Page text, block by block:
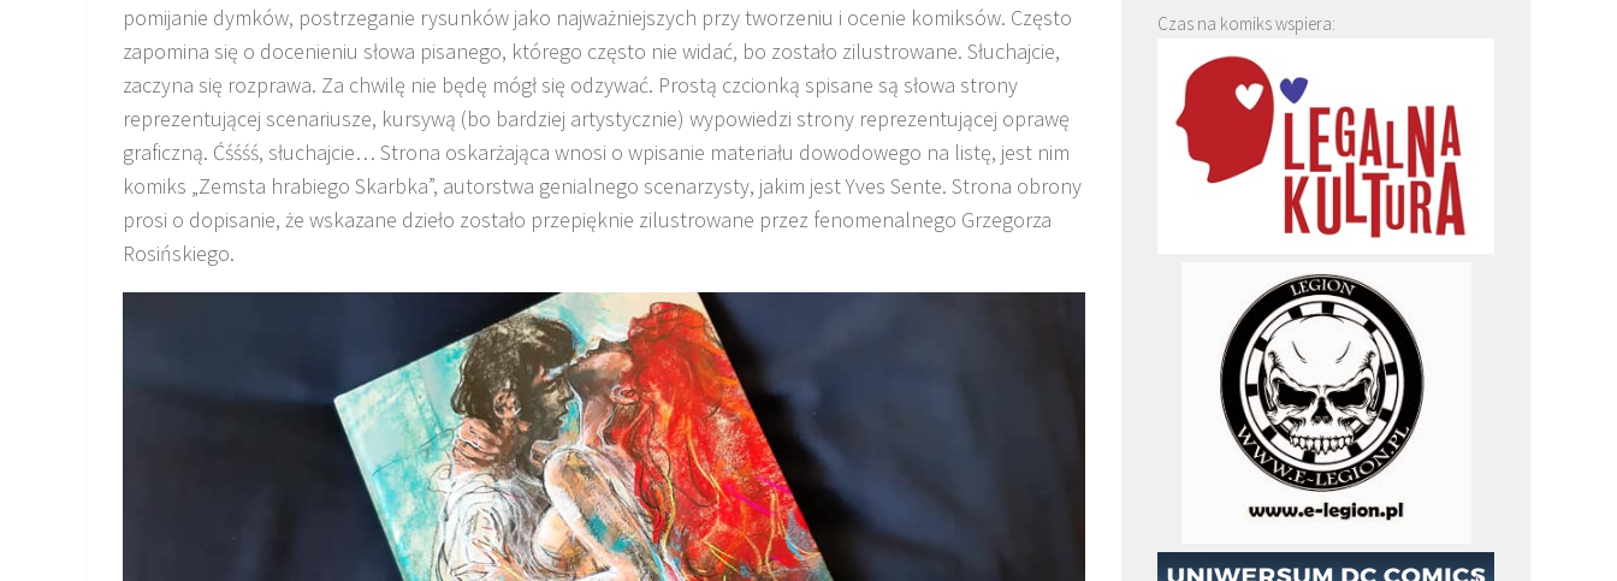
pomijanie dymków, postrzeganie rysunków jako najważniejszych przy tworzeniu i ocenie komiksów. Często
zapomina się o docenieniu słowa pisanego, którego często nie widać, bo zostało zilustrowane. Słuchajcie,
zaczyna się rozprawa. Za chwilę nie będę mógł się odzywać. Prostą czcionką spisane są słowa strony
reprezentującej scenariusze, kursywą (bo bardziej artystycznie) wypowiedzi strony reprezentującej oprawę
graficzną. Ćśśśś, słuchajcie… Strona oskarżająca wnosi o wpisanie materiału dowodowego na listę, jest nim
komiks „Zemsta hrabiego Skarbka”, autorstwa genialnego scenarzysty, jakim jest Yves Sente. Strona obrony
prosi o dopisanie, że wskazane dzieło zostało przepięknie zilustrowane przez fenomenalnego Grzegorza
Rosińskiego.
Czas na komiks wspiera: